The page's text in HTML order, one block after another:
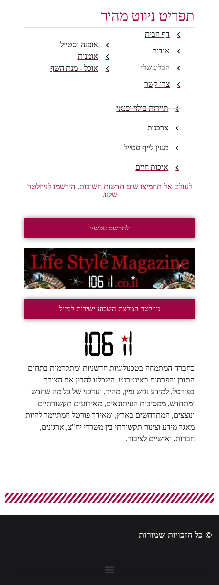
תפריט ניווט מהיר
דף הבית
אודות
הבלוג שלי
צרו קשר
אופנה וסטייל
אומנות
אוכל - מנת השף
תיירות בילוי ופנאי
צרכנות
מגזין לייף סטייל
איכות חיים
לעולם אל תחמיצו שום חדשות חשובות. הירשמו לניוזלטר
שלנו.
להרשם עכשיו
ניוזלטר המלצת השבוע ישירות למייל
כחברה המתמחה בטכנולוגיות חדשניות ומתקדמות בתחום
התוכן והפרסום באינטרנט, השכלנו להבין את הצורך
בפורטל, למידע נגיש זמין, מהיר, ועדכני של כל מה שחדש
ומתחדש, ממסיבות העיתונאים, מאירועים תקשורתיים
ונוצצים, המתרחשים בארץ, ומאידך פורטל המתיימר להיות
מאגר מידע וצינור תקשורתי בין משרדי יח"צ, ארגונים,
חברות, ואישיים לציבור.
© כל הזכויות שמורות